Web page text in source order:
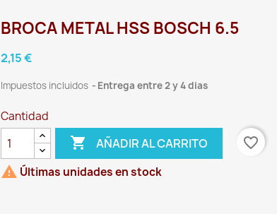
BROCA METAL HSS BOSCH 6.5
2,15 €
Impuestos incluidos Entrega entre 2 y 4 dias
Cantidad
 AÑADIR AL CARRITO
favorite_border
 Últimas unidades en stock